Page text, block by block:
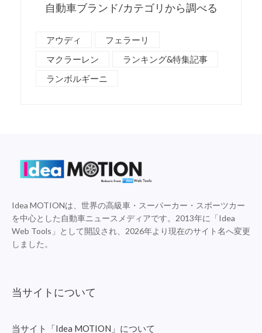
自動車ブランド/カテゴリから調べる
アウディ
フェラーリ
マクラーレン
ランキング&特集記事
ランボルギーニ
Idea MOTIONは、世界の高級車・スーパーカー・スポーツカー
を中心とした自動車ニュースメディアです。2013年に「Idea
Web Tools」として開設され、2026年より現在のサイト名へ変更
しました。
当サイトについて
当サイト「Idea MOTION」について